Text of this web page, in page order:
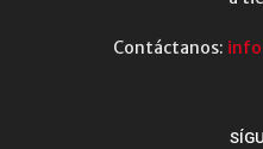
Contáctanos: